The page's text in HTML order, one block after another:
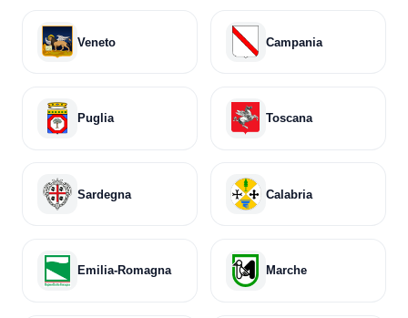
Veneto Campania
Puglia Toscana
Sardegna Calabria
Emilia-Romagna Marche